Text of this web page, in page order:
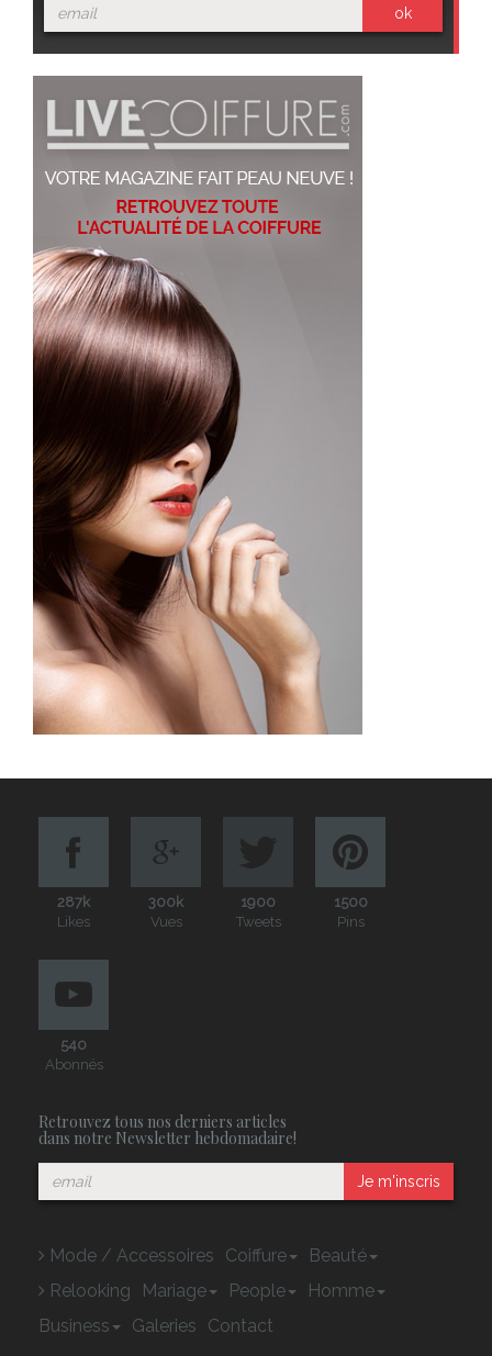
ok
287k
Likes
300k
Vues
1900
Tweets
1500
Pins
540
Abonnés
Retrouvez tous nos derniers articles
dans notre Newsletter hebdomadaire!
Je m'inscris
Mode / Accessoires Coiffure
Beauté
Relooking
Mariage People
Homme
Business
Galeries Contact